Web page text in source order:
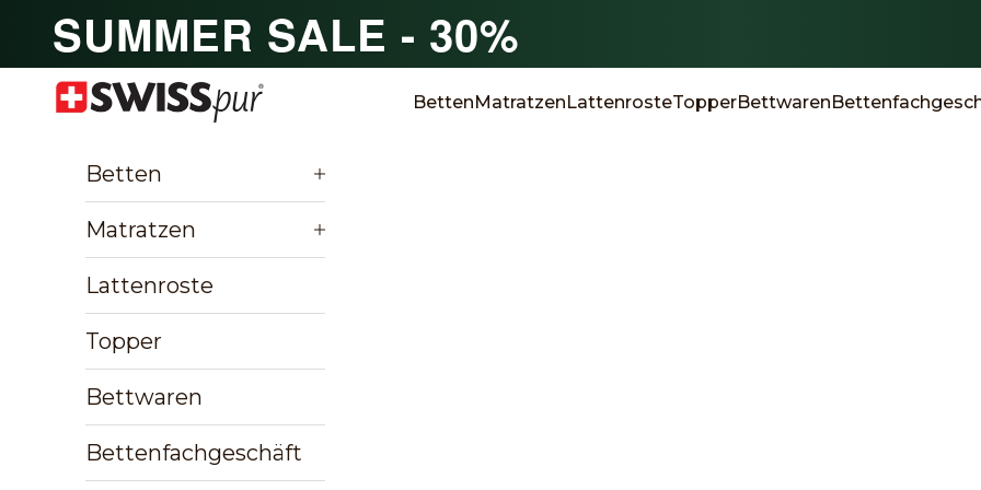
SUMMER SALE - 30%
SWISSpur BettenMatratzenLattenrosteTopperBettwaren
Betten
Matratzen
Lattenroste
Topper
Bettwaren
Bettenfachgeschäft